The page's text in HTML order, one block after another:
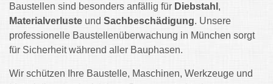
Baustellen sind besonders anfällig für Diebstahl ,
Materialverluste und Sachbeschädigung. Unsere
professionelle Baustellenüberwachung in München sorgt
für Sicherheit während aller Bauphasen.
Wir schützen Ihre Baustelle, Maschinen, Werkzeuge und